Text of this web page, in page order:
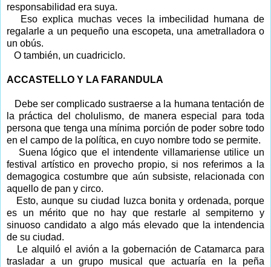
responsabilidad era suya.
Eso explica muchas veces la imbecilidad humana de
regalarle a un pequeño una escopeta, una ametralladora o
un obús.
O también, un cuadriciclo.
ACCASTELLO Y LA FARANDULA
Debe ser complicado sustraerse a la humana tentación de
la práctica del cholulismo, de manera especial para toda
persona que tenga una mínima porción de poder sobre todo
en el campo de la política, en cuyo nombre todo se permite.
Suena lógico que el intendente villamariense utilice un
festival artístico en provecho propio, si nos referimos a la
demagogica costumbre que aún subsiste, relacionada con
aquello de pan y circo.
Esto, aunque su ciudad luzca bonita y ordenada, porque
es un mérito que no hay que restarle al sempiterno y
sinuoso candidato a algo más elevado que la intendencia
de su ciudad.
Le alquiló el avión a la gobernación de Catamarca para
trasladar a un grupo musical que actuaría en la peña